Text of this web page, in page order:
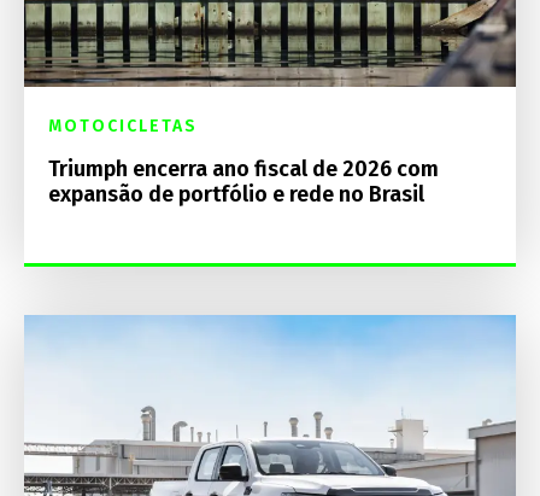
MOTOCICLETAS
Triumph encerra ano fiscal de 2026 com
expansão de portfólio e rede no Brasil